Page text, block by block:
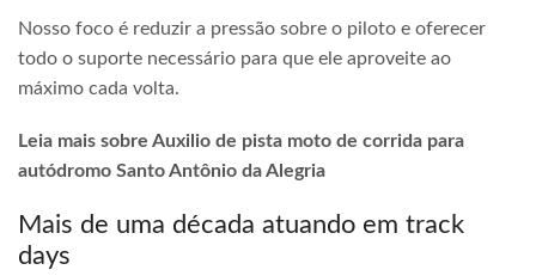
Nosso foco é reduzir a pressão sobre o piloto e oferecer
todo o suporte necessário para que ele aproveite ao
máximo cada volta.
Leia mais sobre Auxilio de pista moto de corrida para
autódromo Santo Antônio da Alegria
Mais de uma década atuando em track
days